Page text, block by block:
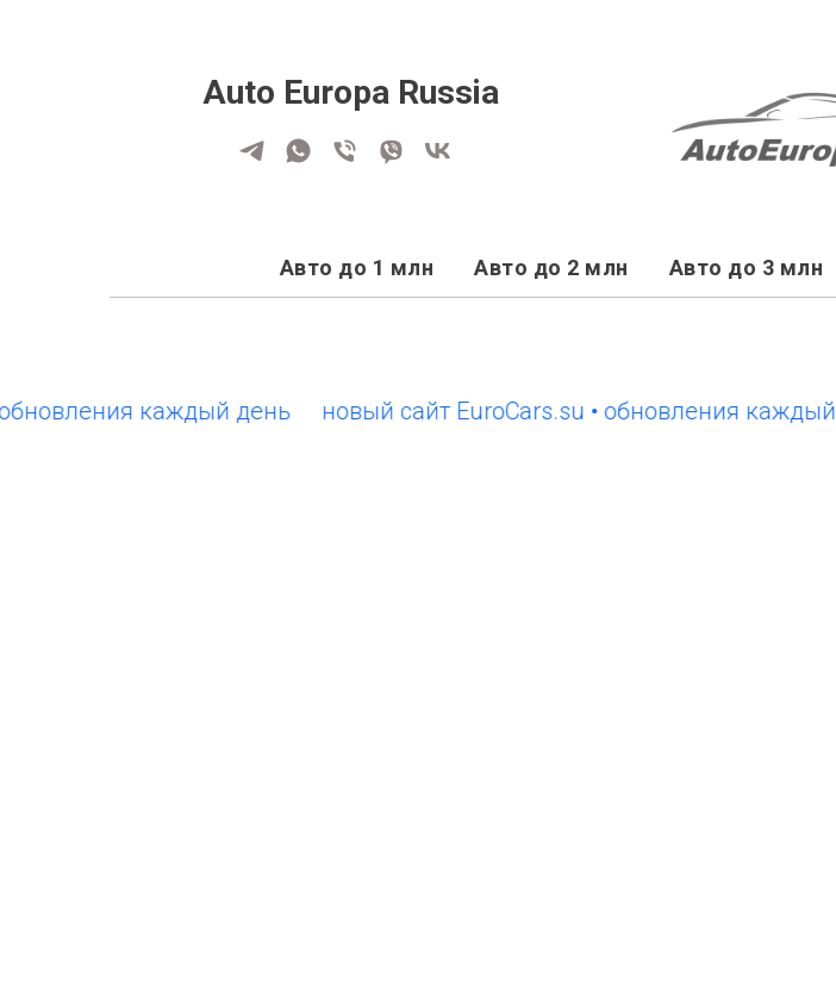
Auto Europa Russia
Авто до 1 млн Авто до 2 млн Авто до 3 млн
каждый день новый сайт EuroCars.su • обновления каждый день